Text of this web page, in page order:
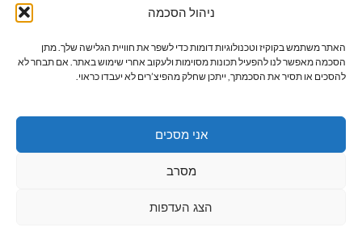
ניהול הסכמה
האתר משתמש בקוקיז וטכנולוגיות דומות כדי לשפר את חוויית הגלישה שלך. מתן
הסכמה מאפשר לנו להפעיל תכונות מסוימות ולעקוב אחרי שימוש באתר. אם תבחר לא
להסכים או תסיר את הסכמתך, ייתכן שחלק מהפיצ’רים לא יעבדו כראוי.
אני מסכים
מסרב
הצג העדפות